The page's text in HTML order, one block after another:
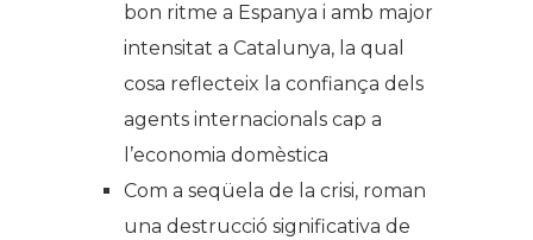
bon ritme a Espanya i amb major
intensitat a Catalunya, la qual
cosa reflecteix la confiança dels
agents internacionals cap a
l’economia domèstica
Com a seqüela de la crisi, roman
una destrucció significativa de